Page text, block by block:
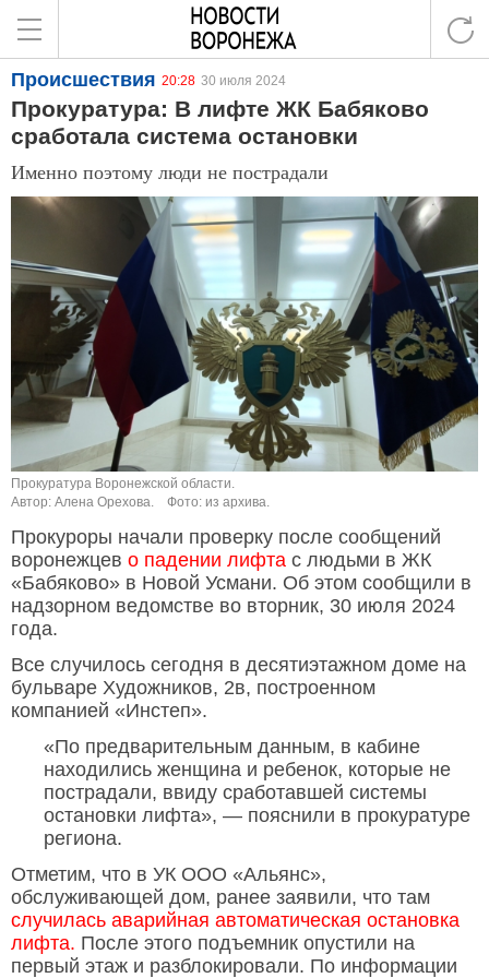
Происшествия 20:28 30 июля 2024
Прокуратура: В лифте ЖК Бабяково
сработала система остановки
Именно поэтому люди не пострадали
Прокуратура Воронежской области.
Автор: Алена Орехова.
Фото: из архива.
Прокуроры начали проверку после сообщений
воронежцев о падении лифта с людьми в ЖК
«Бабяково» в Новой Усмани. Об этом сообщили в
надзорном ведомстве во вторник, 30 июля 2024
года.
Все случилось сегодня в десятиэтажном доме на
бульваре Художников, 2в, построенном
компанией «Инстеп».
«По предварительным данным, в кабине
находились женщина и ребенок, которые не
пострадали, ввиду сработавшей системы
остановки лифта», — пояснили в прокуратуре
региона.
Отметим, что в УК ООО «Альянс»,
обслуживающей дом, ранее заявили, что там
случилась аварийная автоматическая остановка
лифта. После этого подъемник опустили на
первый этаж и разблокировали. По информации